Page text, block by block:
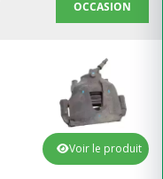
OCCASION
Voir le produit